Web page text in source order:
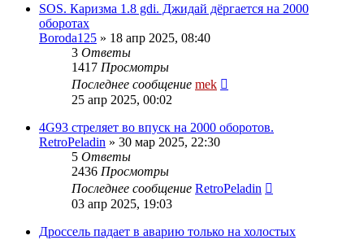
SOS. Каризма 1.8 gdi. Джидай дёргается на 2000
оборотах
Boroda125 » 18 апр 2025, 08:40
3 Ответы
1417 Просмотры
Последнее сообщение mek
25 апр 2025, 00:02
4G93 стреляет во впуск на 2000 оборотов.
RetroPeladin » 30 мар 2025, 22:30
5 Ответы
2436 Просмотры
Последнее сообщение RetroPeladin
03 апр 2025, 19:03
Дроссель падает в аварию только на холостых